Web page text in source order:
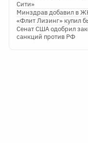
Сити»
Минздрав добавил в
«Флит Лизинг» купил
Сенат США одобрил
санкций против РФ